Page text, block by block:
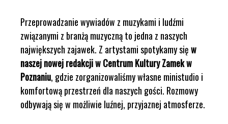
Przeprowadzanie wywiadów z muzykami i ludźmi
związanymi z branżą muzyczną to jedna z naszych
największych zajawek. Z artystami spotykamy sięw
naszej nowej redakcji w Centrum Kultury Zamek w
Poznaniu, gdzie zorganizowaliśmy własne ministudio i
komfortową przestrzeń dla naszych gości. Rozmowy
odbywają się w możliwie luźnej, przyjaznej atmosferze.